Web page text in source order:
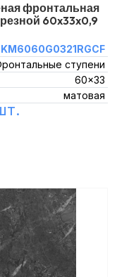
фронтальная
60x33x0,9
KM6060G0321RGCF
ступени
60x33
матовая